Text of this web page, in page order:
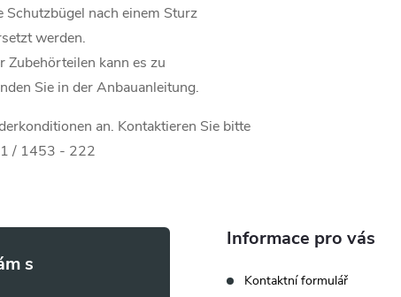
nach einem Sturz
werden.
Zubehörteilen kann es zu
Sie in der Anbauanleitung.
an. Kontaktieren Sie bitte
/ 1453 - 222
Informace pro vás
Kontaktní formulář